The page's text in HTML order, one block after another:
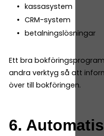
kassasystem
CRM-system
betalningslösningar
Ett bra
andra verktyg så att
över till bokföringen.
6.